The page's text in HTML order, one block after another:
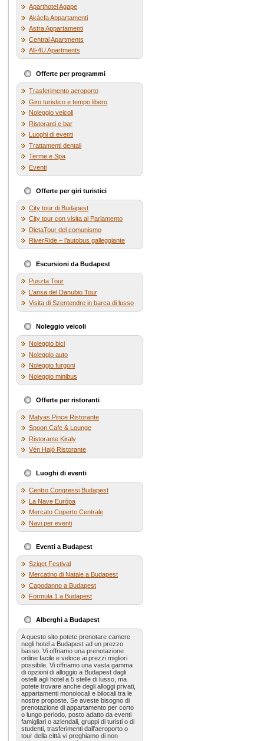
Aparthotel Agape
Akácfa Appartamenti
Astra Appartamenti
Central Apartments
All-4U Apartments
Offerte per programmi
Trasferimento aeroporto
Giro turistico e tempo libero
Noleggio veicoli
Ristoranti e bar
Luoghi di eventi
Trattamenti dentali
Terme e Spa
Eventi
Offerte per giri turistici
City tour di Budapest
City tour con visita al Parlamento
DictaTour del comunismo
RiverRide – l’autobus galleggiante
Escursioni da Budapest
Puszta Tour
L’ansa del Danubio Tour
Visita di Szentendre in barca di lusso
Noleggio veicoli
Noleggio bici
Noleggio auto
Noleggio furgoni
Noleggio minibus
Offerte per ristoranti
Matyas Pince Ristorante
Spoon Cafe & Lounge
Ristorante Kiraly
Vén Hajó Ristorante
Luoghi di eventi
Centro Congressi Budapest
La Nave Európa
Mercato Coperto Centrale
Navi per eventi
Eventi a Budapest
Sziget Festival
Mercatino di Natale a Budapest
Capodanno a Budapest
Formula 1 a Budapest
Alberghi a Budapest
A questo sito potete prenotare camere
negli hotel a Budapest ad un prezzo
basso. Vi offriamo una prenotazione
online facile e veloce ai prezzi migliori
possibile. Vi offriamo una vasta gamma
di opzioni di alloggio a Budapest dagli
ostelli agli hotel a 5 stelle di lusso, ma
potete trovare anche degli alloggi privati,
appartamenti monolocali e bilocali tra le
nostre proposte. Se aveste bisogno di
prenotazione di appartamento per corto
o lungo periodo, posto adatto da eventi
famigliari o aziendali, gruppi di turisti o di
studenti, trasferimenti dall’aeroporto o
tour della cittá vi preghiamo di non